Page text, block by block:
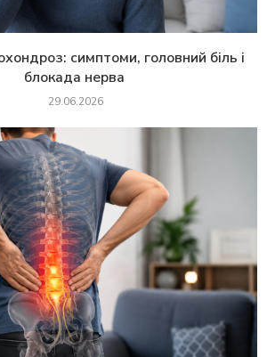
симптоми, головний біль і
блокада нерва
29.06.2026